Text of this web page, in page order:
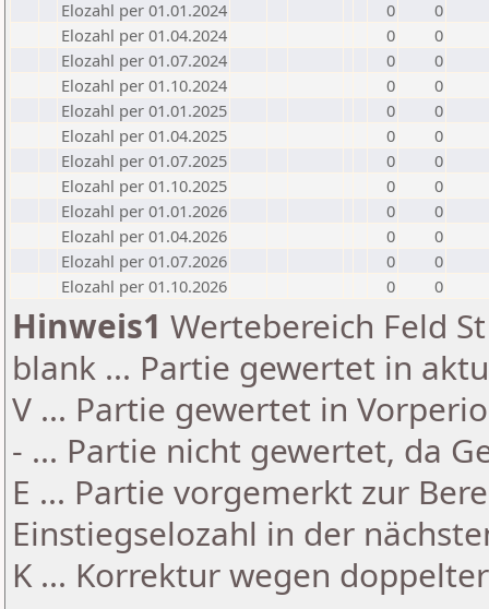
Elozahl per 01.01.2024
0
0
Elozahl per 01.04.2024
0
0
Elozahl per 01.07.2024
0
0
Elozahl per 01.10.2024
0
0
Elozahl per 01.01.2025
0
0
Elozahl per 01.04.2025
0
0
Elozahl per 01.07.2025
0
0
Elozahl per 01.10.2025
0
0
Elozahl per 01.01.2026
0
0
Elozahl per 01.04.2026
0
0
Elozahl per 01.07.2026
0
0
Elozahl per 01.10.2026
0 0
Hinweis1 Wertebereich Feld
blank ... Partie gewertet in
V ... Partie gewertet in
- ... Partie nicht gewertet, da
E ... Partie vorgemerkt zur
Einstiegselozahl in der
K ... Korrektur wegen